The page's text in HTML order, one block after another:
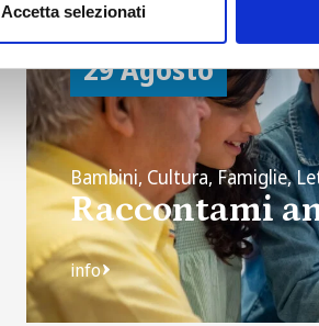
Accetta selezionati
fino al:
29 Agosto
Bambini, Cultura, Famiglie,
Raccontami
info